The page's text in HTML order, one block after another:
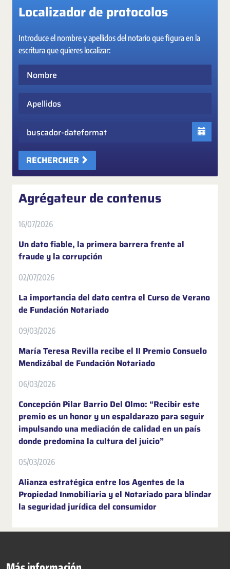
Localizador de protocolos
Introduce el nombre y apellidos del notario que figura en la
escritura que quieres localizar:
RECHERCHER
Agrégateur de contenus
16/07/2026
Un dato fiable, la primera barrera frente al
fraude y la corrupción
02/07/2026
La importancia del dato centra el Curso de Verano
de Fundación Notariado
09/03/2026
María Teresa Revilla recibe el II Premio Consuelo
Mendizábal de Fundación Notariado
06/03/2026
Concepción Pilar Barrio Del Olmo: “Recibir este
premio es un honor y un espaldarazo para seguir
impulsando una mediación de calidad en un país
donde predomina la cultura del juicio”
05/03/2026
Alianza estratégica entre los Agentes de la
Propiedad Inmobiliaria y el Notariado para blindar
la seguridad jurídica del consumidor